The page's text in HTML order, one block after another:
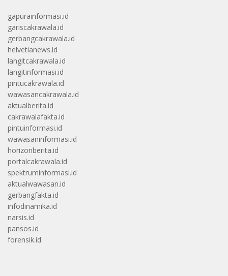
gapurainformasi.id
gariscakrawala.id
gerbangcakrawala.id
helvetianews.id
langitcakrawala.id
langitinformasi.id
pintucakrawala.id
wawasancakrawala.id
aktualberita.id
cakrawalafakta.id
pintuinformasi.id
wawasaninformasi.id
horizonberita.id
portalcakrawala.id
spektruminformasi.id
aktualwawasan.id
gerbangfakta.id
infodinamika.id
narsis.id
pansos.id
forensik.id